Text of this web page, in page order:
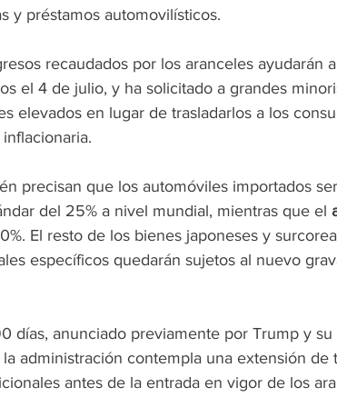
y préstamos automovilísticos.
recaudados por los aranceles ayudarán
el 4 de julio, y ha solicitado a grandes
elevados en lugar de trasladarlos a los
precisan que los automóviles importados
del 25% a nivel mundial, mientras que el
El resto de los bienes japoneses y
específicos quedarán sujetos al nuevo
días, anunciado previamente por Trump y su
administración contempla una extensión de
antes de la entrada en vigor de los